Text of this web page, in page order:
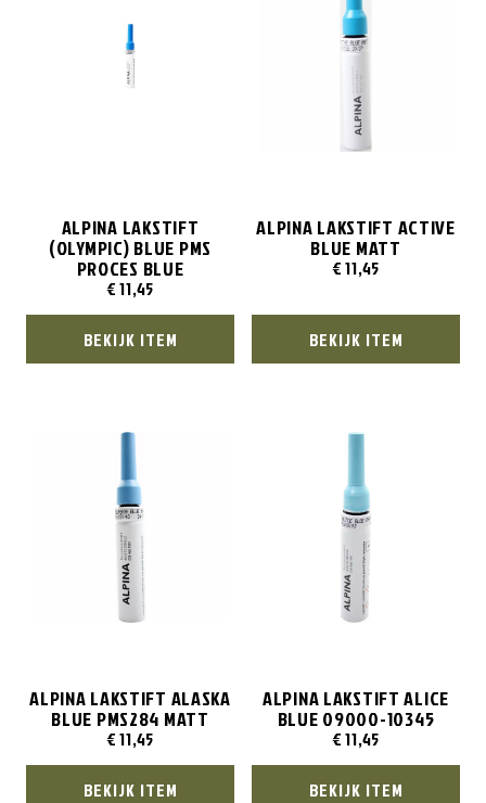
ALPINA LAKSTIFT
(OLYMPIC) BLUE PMS
PROCES BLUE
€11,45
BEKIJK ITEM
ALPINA LAKSTIFT ACTIVE
BLUE MATT
€11,45
BEKIJK ITEM
ALPINA LAKSTIFT ALASKA
BLUE PMS284 MATT
€11,45
BEKIJK ITEM
ALPINA LAKSTIFT ALICE
BLUE 09000-10345
€11,45
BEKIJK ITEM